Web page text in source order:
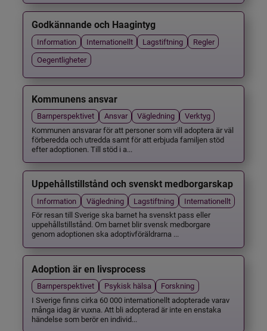
Godkännande och Haagintyg
Information Internationellt Lagstiftning
Regler
Oegentligheter
Kommunens ansvar
Barnperspektivet Ansvar Vägledning
Verktyg
Kommunen ansvarar för att personer som vill adoptera är väl
förberedda och utredda samt för att erbjuda familjen stöd
efter adoptionen. Till stöd i a...
Uppehållstillstånd och svenskt medborgarskap
Information Vägledning Lagstiftning
Internationellt
För resan till Sverige ska barnet ha svenskt pass eller
uppehållstillstånd. Om barnet blir svensk medborgare
genom adoptionen ska adoptivföräldrarna ...
Adoption är en livsprocess
Barnperspektivet Psykisk hälsa
Forskning
I Sverige finns cirka 60 000 internationellt adopterade varav
många idag är vuxna. Att bli adopterad är inte en enstaka
händelse som berör en individ...